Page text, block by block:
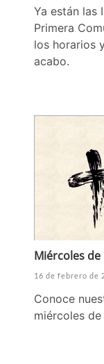
Ya están las
Primera
los horarios
acabo.
Miércoles de
16 de febrero de
Conoce
miércoles